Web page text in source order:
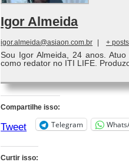
Igor Almeida
igor.almeida@asiaon.com.br + posts
Sou Igor Almeida, 24 anos.
como redator no ITI LIFE.
Compartilhe isso:
Tweet Telegram
Curtir isso: